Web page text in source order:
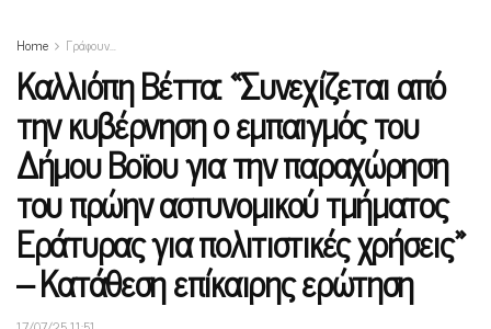
Home Γράφουν…
Καλλιόπη Βέττα: «Συνεχίζεται από
την κυβέρνηση ο εμπαιγμός του
Δήμου Βοϊου για την παραχώρηση
του πρώην αστυνομικού τμήματος
Εράτυρας για πολιτιστικές χρήσεις»
– Κατάθεση επίκαιρης ερώτηση